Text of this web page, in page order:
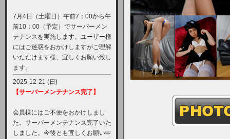
7月4日（土曜日）午前7：00から午
前10：00（予定）でサーバーメン
テナンスを実施します。ユーザー様
にはご迷惑をおかけしますがご理解
いただけます様、宜しくお願い致し
ます。
2025-12-21 (日)
【サーバーメンテナンス完了】
会員様にはご不便をおかけしまし
た。サーバーメンテナンス完了いた
しました。今後とも宜しくお願い申